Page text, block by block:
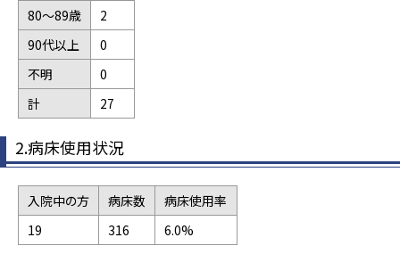
80～89歳
2
90代以上
0
不明
0
計
27
2.病床使用状況
入院中の方 病床数
病床使用率
19
316 6.0%